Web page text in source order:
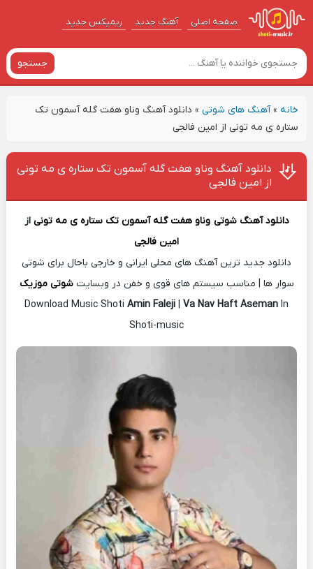
صفحه اصلی آهنگ‌ جدید ریمیکس جدید
جستجو
خانه»آهنگ های شوتی» دانلود آهنگ وناو هفت گله آسمون تک
ستاره ی مه تونی از امین فالجی
دانلود آهنگ وناو هفت گله آسمون تک ستاره ی مه تونی
از امین فالجی
دانلود آهنگ شوتی وناو هفت گله آسمون تک ستاره ی مه تونی از
امین فالجی
دانلود جدید ترین آهنگ های محلی ایرانی و خارجی باحال برای شوتی
سوار ها | مناسب سیستم های قوی و خفن در وبسایتشوتی موزیک
Download Music Shoti Amin Faleji Va Nav Haft Aseman In
Shoti-music